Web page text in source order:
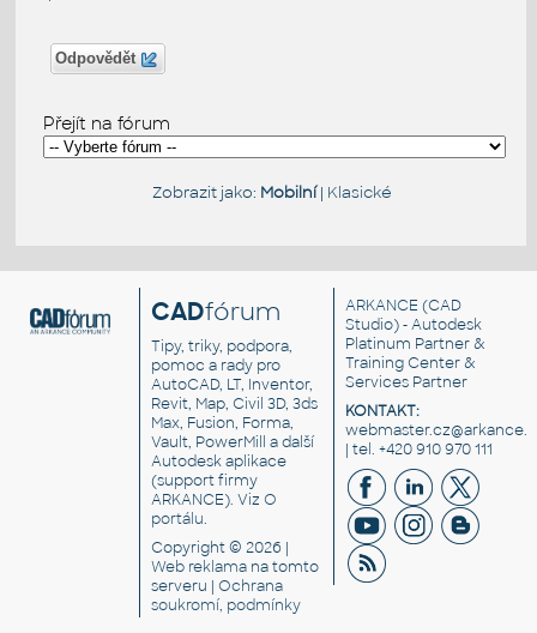
Odpovědět
Přejít na fórum
Zobrazit jako: Mobilní| Klasické
CADfórum
Tipy, triky, podpora,
pomoc a rady pro
AutoCAD, LT, Inventor,
Revit, Map, Civil 3D, 3ds
Max, Fusion, Forma,
Vault, PowerMill a další
Autodesk aplikace
(support firmy
ARKANCE). VizO
portálu.
Copyright © 2026 |
Web reklama na tomto
serveru |Ochrana
soukromí, podmínky
ARKANCE (CAD
Studio) - Autodesk
Platinum Partner &
Training Center &
Services Partner
KONTAKT:
| tel. +420 910 970 111